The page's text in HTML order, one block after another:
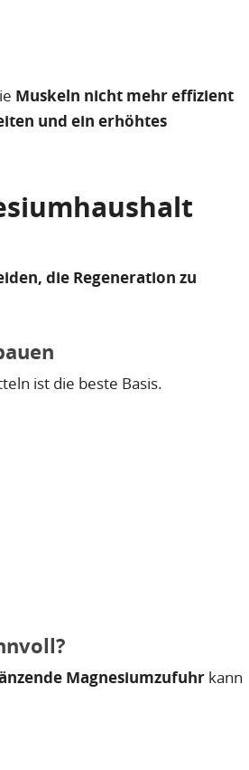
Muskeln nicht mehr effizient
und ein erhöhtes
die Regeneration zu
ist die beste Basis.
Magnesiumzufuhr kann